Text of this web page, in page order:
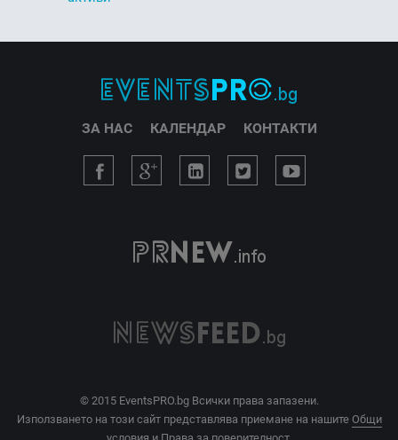
ЗА НАС КАЛЕНДАР КОНТАКТИ
© 2015 EventsPRO.bg Всички права запазени.
Използването на този сайт представлява приемане на нашитеОбщи